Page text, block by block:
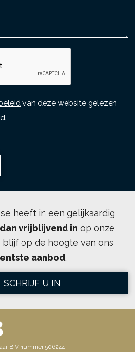
van deze website gelezen
heeft in een gelijkaardig
vrijblijvend in op onze
op de hoogte van ons
aanbod.
SCHRIJF U IN
BIV nummer 506244